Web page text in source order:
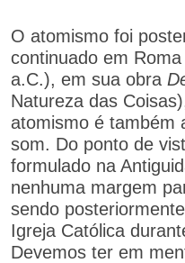
O atomismo foi
continuado em
a.C.), em sua obra
Natureza das
atomismo é também
som. Do ponto de
formulado na
nenhuma margem
sendo
Igreja Católica
Devemos ter em